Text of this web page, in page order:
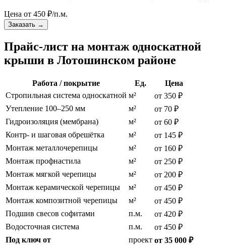
Цена от 450 ₽/п.м.
Заказать →
Прайс-лист на монтаж односкатной
крыши в Лотошинском районе
Работа / покрытие Ед.
Цена
Стропильная система односкатной м²
от 350 ₽
Утепление 100–250 мм
м²
от 70 ₽
Гидроизоляция (мембрана)
м²
от 60 ₽
Контр- и шаговая обрешётка
м²
от 145 ₽
Монтаж металлочерепицы
м²
от 160 ₽
Монтаж профнастила
м²
от 250 ₽
Монтаж мягкой черепицы
м²
от 200 ₽
Монтаж керамической черепицы
м²
от 450 ₽
Монтаж композитной черепицы
м²
от 450 ₽
Подшив свесов софитами
п.м.
от 420 ₽
Водосточная система
п.м.
от 450 ₽
Под ключ от
проект от 35 000 ₽